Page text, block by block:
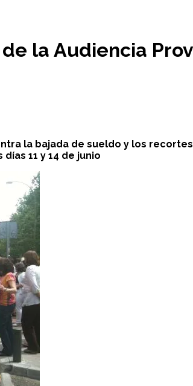
la Audiencia
la bajada de sueldo y los recortes
11 y 14 de junio